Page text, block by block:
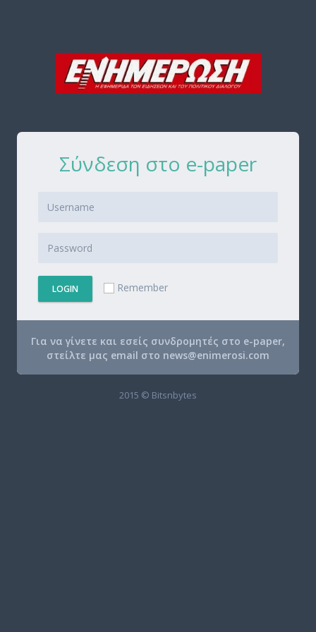
Σύνδεση στο e-paper
LOGIN Remember
Για να γίνετε και εσείς συνδρομητές στο e-paper,
στείλτε μας email στο news@enimerosi.com
2015 © Bitsnbytes